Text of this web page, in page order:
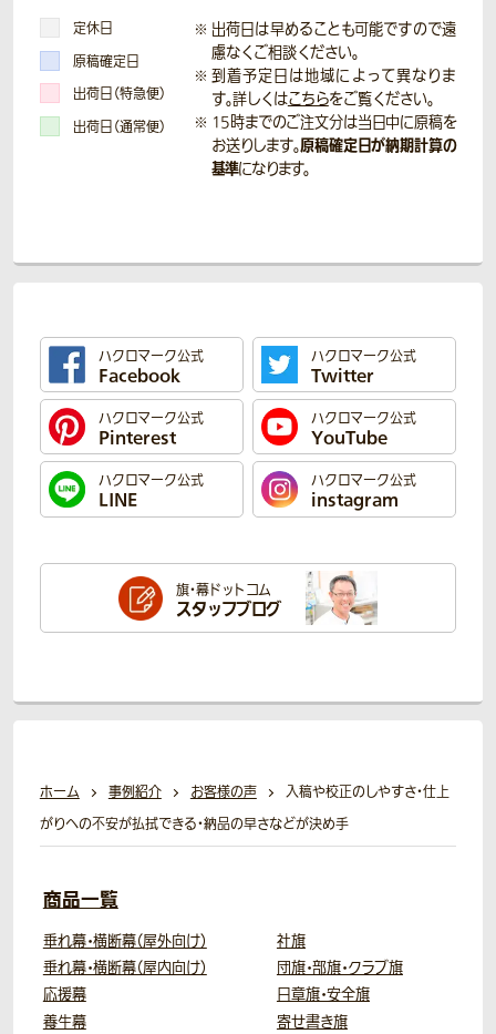
定休日
原稿確定日
出荷日（特急便）
出荷日（通常便）
出荷日は早めることも可能ですので遠
慮なくご相談ください。
到着予定日は地域によって異なりま
す。詳しくはこちらをご覧ください。
15時までのご注文分は当日中に原稿を
お送りします。原稿確定日が納期計算の
基準になります。
ハクロマーク公式
Facebook
ハクロマーク公式
Twitter
ハクロマーク公式
Pinterest
ハクロマーク公式
YouTube
ハクロマーク公式
LINE
ハクロマーク公式
instagram
旗・幕ドットコム
スタッフブログ
ホーム 事例紹介 お客様の声
入稿や校正のしやすさ・仕上
がりへの不安が払拭できる・納品の早さなどが決め手
商品一覧
垂れ幕・横断幕（屋外向け）
垂れ幕・横断幕（屋内向け）
応援幕
養生幕
社旗
団旗・部旗・クラブ旗
日章旗・安全旗
寄せ書き旗